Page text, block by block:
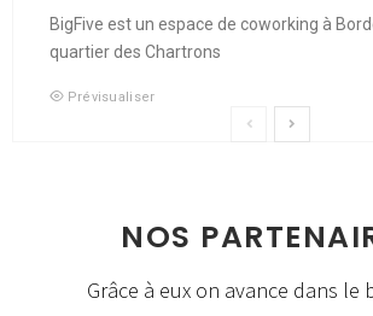
BigFive est un espace de coworking à
quartier des Chartrons
Prévisualiser
NOS
Grâce à eux on avance dans le